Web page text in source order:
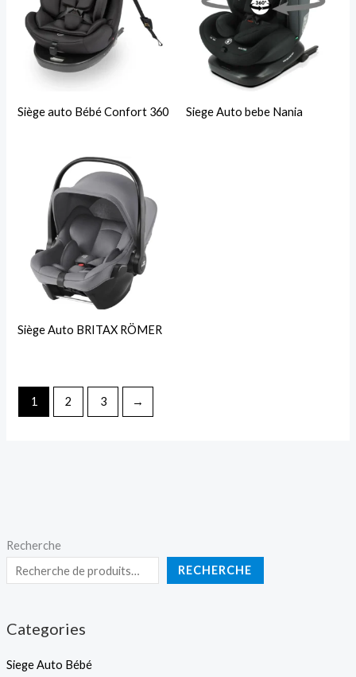
Recherche
RECHERCHE
Categories
Siege Auto Bébé
Siège auto Bébé Confort 360 Siege Auto bebe Nania
Siège Auto BRITAX RÖMER
1 2 3 →